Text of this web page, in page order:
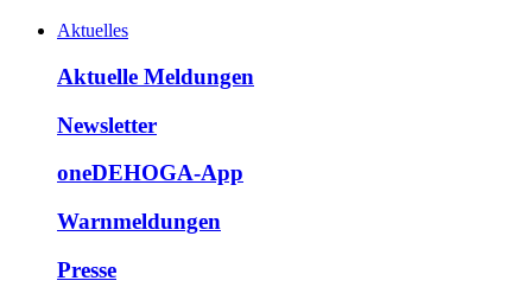
Aktuelles
Aktuelle Meldungen
Newsletter
oneDEHOGA-App
Warnmeldungen
Presse